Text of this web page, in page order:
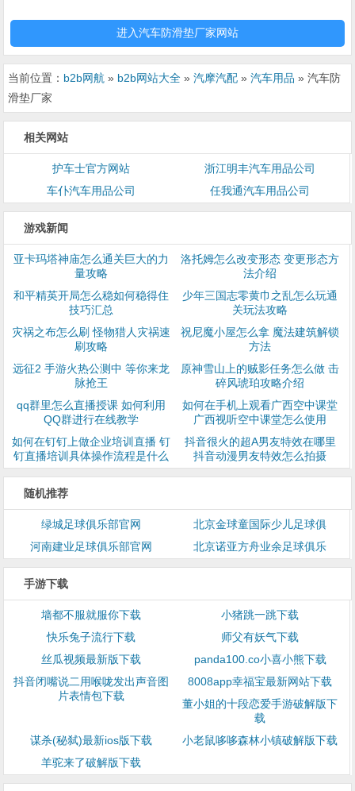
进入汽车防滑垫厂家网站
当前位置： b2b网航 » b2b网站大全 »汽摩汽配 »汽车用品 » 汽车防
滑垫厂家
相关网站
护车士官方网站
浙江明丰汽车用品公司
车仆汽车用品公司
任我通汽车用品公司
游戏新闻
亚卡玛塔神庙怎么通关巨大的力
量攻略
洛托姆怎么改变形态 变更形态方
法介绍
和平精英开局怎么稳如何稳得住
技巧汇总
少年三国志零黄巾之乱怎么玩通
关玩法攻略
灾祸之布怎么刷 怪物猎人灾祸速
刷攻略
祝尼魔小屋怎么拿 魔法建筑解锁
方法
​远征2 手游火热公测中 等你来龙
脉抢王
原神雪山上的贼影任务怎么做 击
碎风琥珀攻略介绍
qq群里怎么直播授课 如何利用
QQ群进行在线教学
如何在手机上观看广西空中课堂
广西视听空中课堂怎么使用
如何在钉钉上做企业培训直播 钉
钉直播培训具体操作流程是什么
抖音很火的超A男友特效在哪里
抖音动漫男友特效怎么拍摄
随机推荐
绿城足球俱乐部官网
北京金球童国际少儿足球俱
河南建业足球俱乐部官网
北京诺亚方舟业余足球俱乐
手游下载
墙都不服就服你下载
小猪跳一跳下载
快乐兔子流行下载
师父有妖气下载
丝瓜视频最新版下载
panda100.co小喜小熊下载
抖音闭嘴说二用喉咙发出声音图
片表情包下载
8008app幸福宝最新网站下载
董小姐的十段恋爱手游破解版下
载
谋杀(秘弑)最新ios版下载
小老鼠哆哆森林小镇破解版下载
羊驼来了破解版下载